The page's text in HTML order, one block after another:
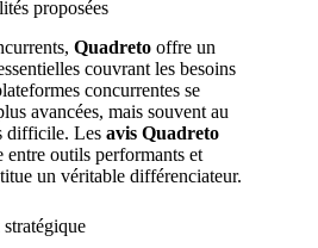
proposées
Quadreto offre un
couvrant les besoins
concurrentes se
avancées, mais souvent au
difficile. Les avis Quadreto
entre outils performants et
un véritable différenciateur.